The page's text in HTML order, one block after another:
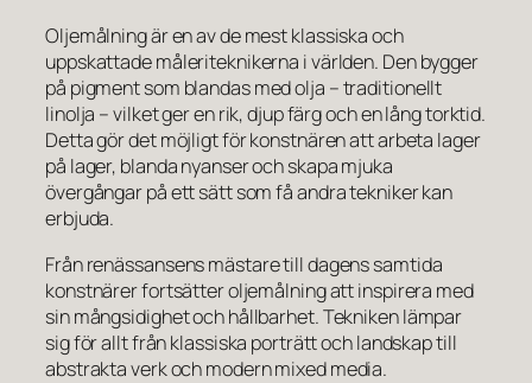
Oljemålning är en av de mest klassiska och
uppskattade måleriteknikerna i världen. Den bygger
på pigment som blandas med olja – traditionellt
linolja – vilket ger en rik, djup färg och en lång torktid.
Detta gör det möjligt för konstnären att arbeta lager
på lager, blanda nyanser och skapa mjuka
övergångar på ett sätt som få andra tekniker kan
erbjuda.
Från renässansens mästare till dagens samtida
konstnärer fortsätter oljemålning att inspirera med
sin mångsidighet och hållbarhet. Tekniken lämpar
sig för allt från klassiska porträtt och landskap till
abstrakta verk och modern mixed media.